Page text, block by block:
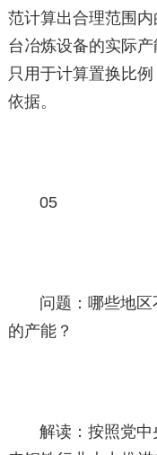
范计算出合理范围
台冶炼设备的实际
只用于计算置换比
依据。
05
问题：哪些地
的产能？
解读：按照党